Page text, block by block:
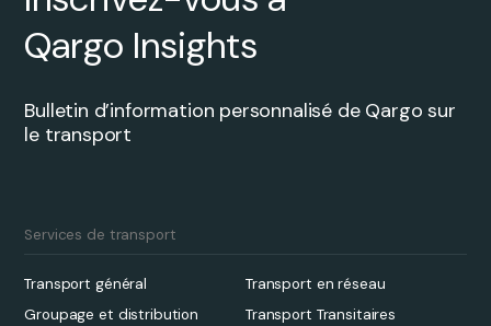
Qargo Insights
Bulletin d’information personnalisé de Qargo sur
le transport
Services de transport
Transport général
Groupage et distribution
Transport en réseau
Transport Transitaires